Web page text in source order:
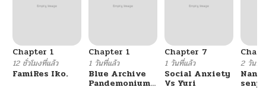
Chapter 1
12 ชั่วโมงที่แล้ว
FamiRes Iko.
Chapter 1
1 วันที่แล้ว
Blue Archive
Pandemonium
Chapter 7
1 วันที่แล้ว
Social Anxiety
Vs Yuri
2 วันที่แ